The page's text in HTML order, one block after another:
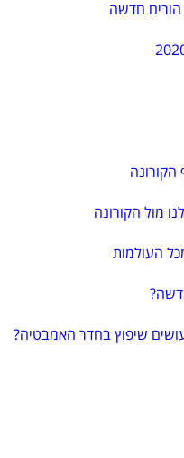
לנו מול הקורונה
העולמות
שיפוץ בחדר האמבטיה?